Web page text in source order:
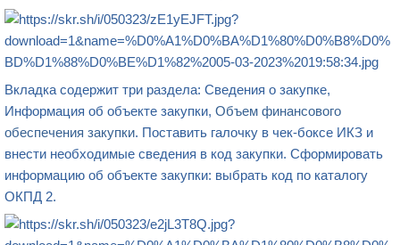
Вкладка содержит три раздела: Сведения о закупке,
Информация об объекте закупки, Объем финансового
обеспечения закупки. Поставить галочку в чек-боксе ИКЗ и
внести необходимые сведения в код закупки. Сформировать
информацию об объекте закупки: выбрать код по каталогу
ОКПД 2.